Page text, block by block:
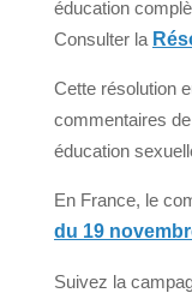
éducation
Consulter la
Cette résolution
commentaires
éducation
En France, le
du 19
Suivez la